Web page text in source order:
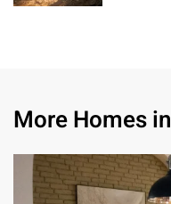
More Homes in